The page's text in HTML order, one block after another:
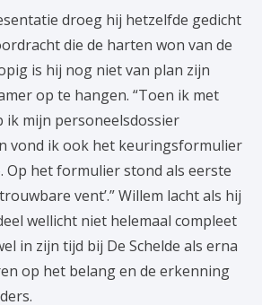
droeg hij hetzelfde gedicht
die de harten won van de
is hij nog niet van plan zijn
op te hangen. “Toen ik met
ik mijn personeelsdossier
vond ik ook het keuringsformulier
Op het formulier stond als eerste
vent’.” Willem lacht als hij
wellicht niet helemaal compleet
in zijn tijd bij De Schelde als erna
op het belang en de erkenning